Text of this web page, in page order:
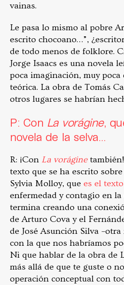
vainas.
Le pasa lo mismo al pobre
escrito chocoano…”,
de todo menos de folklore.
Jorge Isaacs es una novela
poca imaginación, muy
teórica. La obra de Tomás
otros lugares se habrían
P: Con La vorágine,
novela de la selva…
R: ¡Con La vorágine
texto que se ha escrito sobre
Sylvia Molloy, que es el texto
enfermedad y contagio en
termina creando una
de Arturo Cova y el
de José Asunción Silva
con la que nos habríamos
Ni que hablar de la obra de
más allá de que te guste o
operación conceptual con